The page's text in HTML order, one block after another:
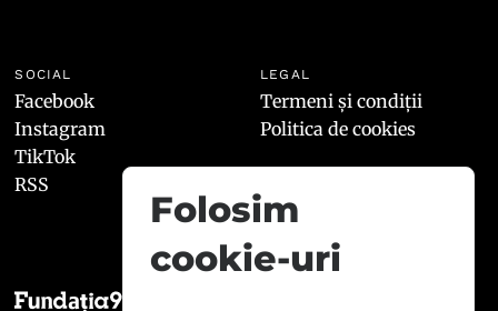
SOCIAL
Facebook
Instagram
TikTok
RSS
LEGAL
Termeni și condiții
Politica de cookies
Folosim
cookie-uri